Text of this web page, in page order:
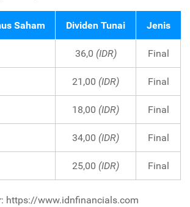
Saham Dividen Tunai Jenis
36,0 (IDR) Final
21,00 (IDR) Final
18,00 (IDR) Final
34,00 (IDR) Final
25,00 (IDR) Final
https://www.idnfinancials.com